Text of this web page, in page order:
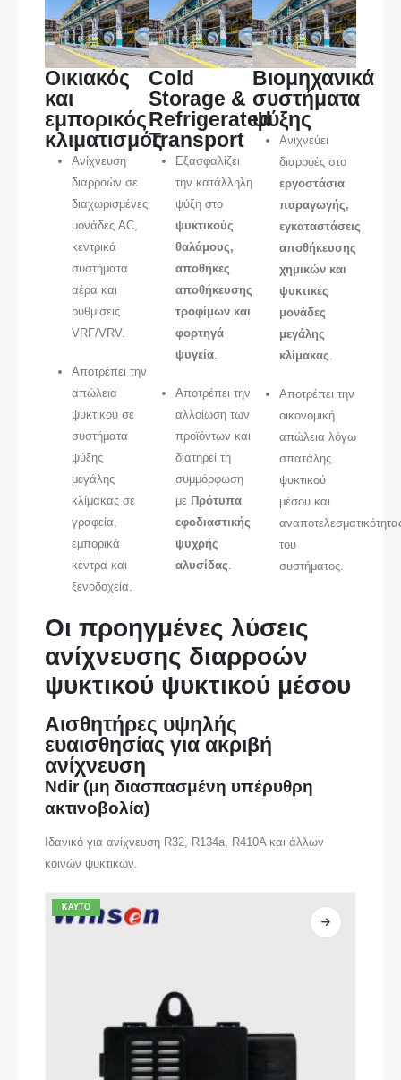
Οικιακός
και
εμπορικός
κλιματισμός
Ανίχνευση
διαρροών σε
διαχωρισμένες
μονάδες AC,
κεντρικά
συστήματα
αέρα και
ρυθμίσεις
VRF/VRV.
Αποτρέπει την
απώλεια
ψυκτικού σε
συστήματα
ψύξης
μεγάλης
κλίμακας σε
γραφεία,
εμπορικά
κέντρα και
ξενοδοχεία.
Cold
Storage &
Refrigerated
Transport
Εξασφαλίζει
την κατάλληλη
ψύξη στο
ψυκτικούς
θαλάμους,
αποθήκες
αποθήκευσης
τροφίμων και
φορτηγά
ψυγεία.
Αποτρέπει την
αλλοίωση των
προϊόντων και
διατηρεί τη
συμμόρφωση
με Πρότυπα
εφοδιαστικής
ψυχρής
αλυσίδας
Βιομηχανικά
συστήματα
ψύξης
Ανιχνεύει
διαρροές στο
εργοστάσια
παραγωγής,
εγκαταστάσεις
αποθήκευσης
χημικών και
ψυκτικές
μονάδες
μεγάλης
κλίμακας.
Αποτρέπει την
οικονομική
απώλεια λόγω
σπατάλης
ψυκτικού
μέσου και
του
συστήματος.
Οι προηγμένες λύσεις
ανίχνευσης διαρροών
ψυκτικού ψυκτικού μέσου
Αισθητήρες υψηλής
ευαισθησίας για ακριβή
ανίχνευση
Ndir (μη διασπασμένη υπέρυθρη
ακτινοβολία)
Ιδανικό για ανίχνευση R32, R134a, R410A και άλλων
κοινών ψυκτικών.
ΚΑΥΤΌ